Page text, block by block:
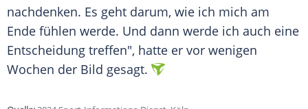
nachdenken. Es geht darum, wie ich mich am
Ende fühlen werde. Und dann werde ich auch eine
Entscheidung treffen", hatte er vor wenigen
Wochen der Bild gesagt.